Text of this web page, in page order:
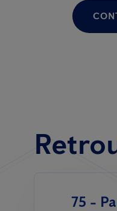
75 -